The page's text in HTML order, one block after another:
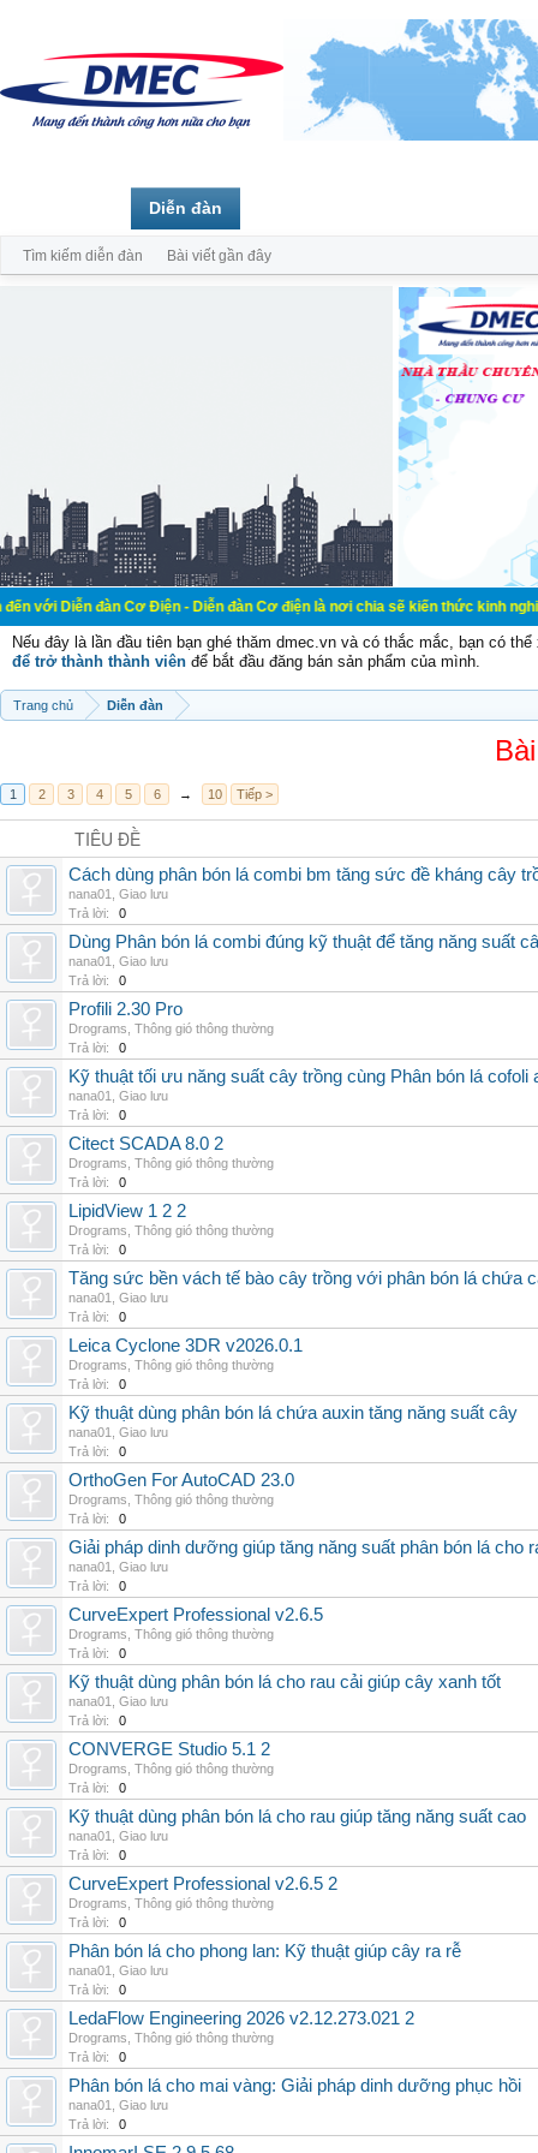
đàn Cơ Điện - Diễn đàn Cơ điện là nơi chia sẽ kiến thức kinh nghiệm
Nếu đây là lần đầu tiên bạn ghé thăm dmec.vn và có thắc mắc, bạn có
để trở thành thành viên để bắt đầu đăng bán sản phẩm của mình.
Trang chủ Diễn đàn
1 2 3 4 5 6 → 10 Tiếp >
TIÊU ĐỀ
Cách dùng phân bón lá combi bm tăng sức đề kháng cây
nana01
Giao lưu
Trả lời:
0
Dùng Phân bón lá combi đúng kỹ thuật để tăng năng suất
nana01
Giao lưu
Trả lời:
0
Profili 2.30 Pro
Drograms Thông gió thông thường
Trả lời:
0
Kỹ thuật tối ưu năng suất cây trồng cùng Phân bón lá cofoli
nana01
Giao lưu
Trả lời:
0
Citect SCADA 8.0 2
Drograms Thông gió thông thường
Trả lời:
0
LipidView 1 2 2
Drograms Thông gió thông thường
Trả lời:
0
Tăng sức bền vách tế bào cây trồng với phân bón lá chứa
nana01
Giao lưu
Trả lời:
0
Leica Cyclone 3DR v2026.0.1
Drograms Thông gió thông thường
Trả lời:
0
Kỹ thuật dùng phân bón lá chứa auxin tăng năng suất cây
nana01
Giao lưu
Trả lời:
0
OrthoGen For AutoCAD 23.0
Drograms Thông gió thông thường
Trả lời:
0
Giải pháp dinh dưỡng giúp tăng năng suất phân bón lá cho
nana01
Giao lưu
Trả lời:
0
CurveExpert Professional v2.6.5
Drograms Thông gió thông thường
Trả lời:
0
Kỹ thuật dùng phân bón lá cho rau cải giúp cây xanh tốt
nana01
Giao lưu
Trả lời:
0
CONVERGE Studio 5.1 2
Drograms Thông gió thông thường
Trả lời:
0
Kỹ thuật dùng phân bón lá cho rau giúp tăng năng suất cao
nana01
Giao lưu
Trả lời:
0
CurveExpert Professional v2.6.5 2
Drograms Thông gió thông thường
Trả lời:
0
Phân bón lá cho phong lan: Kỹ thuật giúp cây ra rễ
nana01
Giao lưu
Trả lời:
0
LedaFlow Engineering 2026 v2.12.273.021 2
Drograms Thông gió thông thường
Trả lời:
0
Phân bón lá cho mai vàng: Giải pháp dinh dưỡng phục hồi
nana01
Giao lưu
Trả lời:
0
Diễn đàn
Tìm kiếm diễn đàn Bài viết gần đây